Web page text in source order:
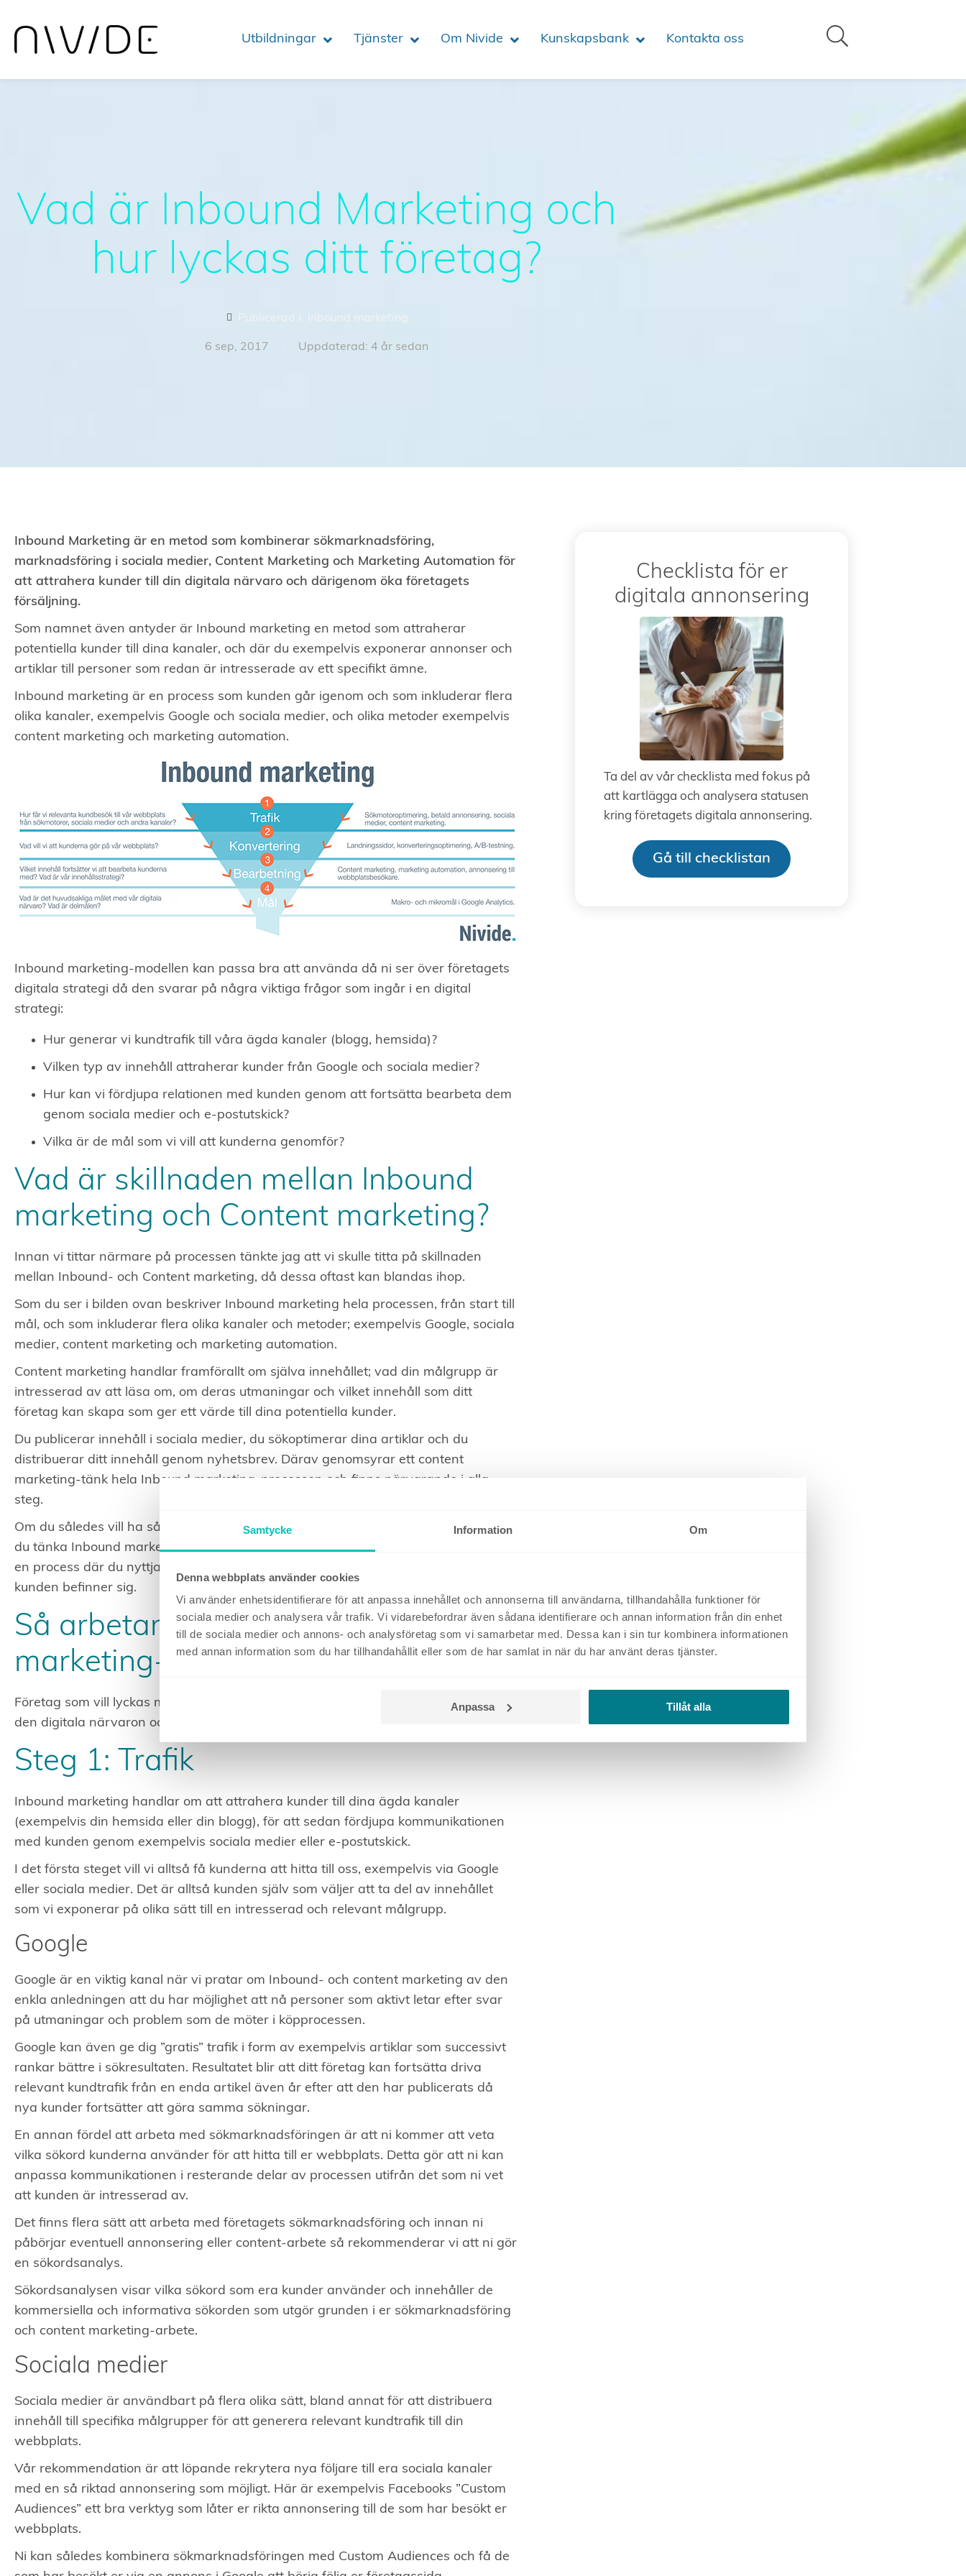
Samtycke Information Om
Denna webbplats använder cookies
Vi använder enhetsidentifierare för att anpassa innehållet och annonserna till användarna, tillhandahålla funktioner för
sociala medier och analysera vår trafik. Vi vidarebefordrar även sådana identifierare och annan information från din enhet
till de sociala medier och annons- och analysföretag som vi samarbetar med. Dessa kan i sin tur kombinera informationen
med annan information som du har tillhandahållit eller som de har samlat in när du har använt deras tjänster.
Anpassa Tillåt alla
Utbildningar Tjänster Om Nivide Kunskapsbank Kontakta oss
Vad är Inbound Marketing och
hur lyckas ditt företag?
Publicerad i: Inbound marketing
6 sep, 2017 Uppdaterad: 4 år sedan
Inbound Marketing är en metod som kombinerar sökmarknadsföring,
marknadsföring i sociala medier, Content Marketing och Marketing Automation för
att attrahera kunder till din digitala närvaro och därigenom öka företagets
försäljning.
Som namnet även antyder är Inbound marketing en metod som attraherar
potentiella kunder till dina kanaler, och där du exempelvis exponerar annonser och
artiklar till personer som redan är intresserade av ett specifikt ämne.
Inbound marketing är en process som kunden går igenom och som inkluderar flera
olika kanaler, exempelvis Google och sociala medier, och olika metoder exempelvis
content marketing och marketing automation.
Inbound marketing-modellen kan passa bra att använda då ni ser över företagets
digitala strategi då den svarar på några viktiga frågor som ingår i en digital
strategi:
Hur generar vi kundtrafik till våra ägda kanaler (blogg, hemsida)?
Vilken typ av innehåll attraherar kunder från Google och sociala medier?
Hur kan vi fördjupa relationen med kunden genom att fortsätta bearbeta dem
genom sociala medier och e-postutskick?
Vilka är de mål som vi vill att kunderna genomför?
Vad är skillnaden mellan Inbound
marketing och Content marketing?
Innan vi tittar närmare på processen tänkte jag att vi skulle titta på skillnaden
mellan Inbound- och Content marketing, då dessa oftast kan blandas ihop.
Som du ser i bilden ovan beskriver Inbound marketing hela processen, från start till
mål, och som inkluderar flera olika kanaler och metoder; exempelvis Google, sociala
medier, content marketing och marketing automation.
Content marketing handlar framförallt om själva innehållet; vad din målgrupp är
intresserad av att läsa om, om deras utmaningar och vilket innehåll som ditt
företag kan skapa som ger ett värde till dina potentiella kunder.
Du publicerar innehåll i sociala medier, du sökoptimerar dina artiklar och du
distribuerar ditt innehåll genom nyhetsbrev. Därav genomsyrar ett content
marketing-tänk hela Inbound marketing-processen och finns närvarande i alla
steg.
Om du således vill ha så maximal effekt av ditt content-arbete som möjligt, så ska
du tänka Inbound marketing, och få dina olika kanaler och metoder att hänga ihop i
en process där du nyttjar olika kanaler och metoder beroende på var i processen
kunden befinner sig.
Så arbetar du med Inbound
marketing-modellen
Företag som vill lyckas med sin digitala närvaro behöver ta ett helhetsgrepp kring
den digitala närvaron och här är Inbound marketing-modellen ett bra redskap.
Steg 1: Trafik
Inbound marketing handlar om att attrahera kunder till dina ägda kanaler
(exempelvis din hemsida eller din blogg), för att sedan fördjupa kommunikationen
med kunden genom exempelvis sociala medier eller e-postutskick.
I det första steget vill vi alltså få kunderna att hitta till oss, exempelvis via Google
eller sociala medier. Det är alltså kunden själv som väljer att ta del av innehållet
som vi exponerar på olika sätt till en intresserad och relevant målgrupp.
Google
Google är en viktig kanal när vi pratar om Inbound- och content marketing av den
enkla anledningen att du har möjlighet att nå personer som aktivt letar efter svar
på utmaningar och problem som de möter i köpprocessen.
Google kan även ge dig ”gratis” trafik i form av exempelvis artiklar som successivt
rankar bättre i sökresultaten. Resultatet blir att ditt företag kan fortsätta driva
relevant kundtrafik från en enda artikel även år efter att den har publicerats då
nya kunder fortsätter att göra samma sökningar.
En annan fördel att arbeta med sökmarknadsföringen är att ni kommer att veta
vilka sökord kunderna använder för att hitta till er webbplats. Detta gör att ni kan
anpassa kommunikationen i resterande delar av processen utifrån det som ni vet
att kunden är intresserad av.
Det finns flera sätt att arbeta med företagets sökmarknadsföring och innan ni
påbörjar eventuell annonsering eller content-arbete så rekommenderar vi att ni gör
en sökordsanalys.
Sökordsanalysen visar vilka sökord som era kunder använder och innehåller de
kommersiella och informativa sökorden som utgör grunden i er sökmarknadsföring
och content marketing-arbete.
Sociala medier
Sociala medier är användbart på flera olika sätt, bland annat för att distribuera
innehåll till specifika målgrupper för att generera relevant kundtrafik till din
webbplats.
Vår rekommendation är att löpande rekrytera nya följare till era sociala kanaler
med en så riktad annonsering som möjligt. Här är exempelvis Facebooks ”Custom
Audiences” ett bra verktyg som låter er rikta annonsering till de som har besökt er
webbplats.
Ni kan således kombinera sökmarknadsföringen med Custom Audiences och få de
Checklista för er
digitala annonsering
Ta del av vår checklista med fokus på
att kartlägga och analysera statusen
kring företagets digitala annonsering.
Gå till checklistan